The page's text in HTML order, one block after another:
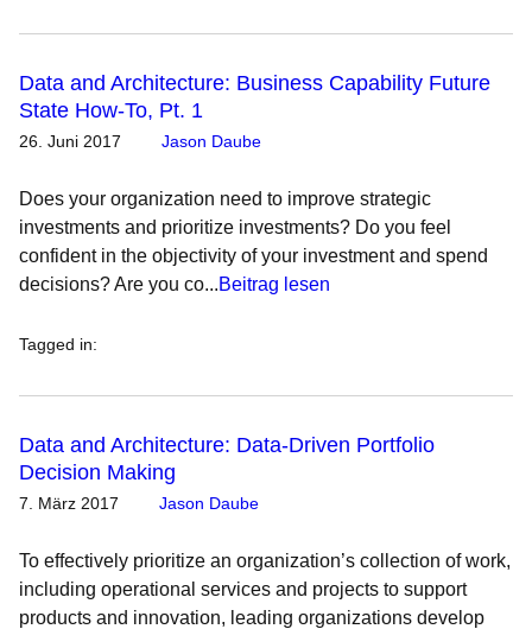
Data and Architecture: Business Capability Future
State How-To, Pt. 1
26. Juni 2017 Jason Daube
Does your organization need to improve strategic
investments and prioritize investments? Do you feel
confident in the objectivity of your investment and spend
decisions? Are you co...Beitrag lesen
Tagged in:
Data and Architecture: Data-Driven Portfolio
Decision Making
7. März 2017 Jason Daube
To effectively prioritize an organization’s collection of work,
including operational services and projects to support
products and innovation, leading organizations develop